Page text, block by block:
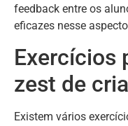
feedback entre os
eficazes nesse
Exercícios
zest de
Existem vários